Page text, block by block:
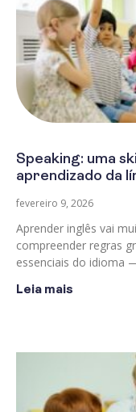
Speaking: uma
aprendizado da
fevereiro 9, 2026
Aprender inglês vai
compreender regras
essenciais do idioma
Leia mais